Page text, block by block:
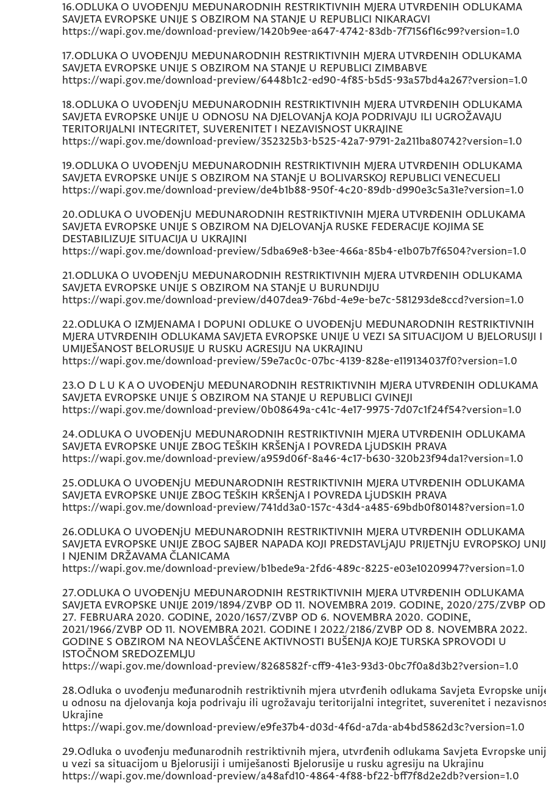
16.ODLUKA O UVOĐENJU MEĐUNARODNIH RESTRIKTIVNIH MJERA UTVRĐENIH ODLUKAMA
SAVJETA EVROPSKE UNIJE S OBZIROM NA STANJE U REPUBLICI NIKARAGVI
https://wapi.gov.me/download-preview/1420b9ee-a647-4742-83db-7f7156f16c99?version=1.0
17.ODLUKA O UVOĐENJU MEĐUNARODNIH RESTRIKTIVNIH MJERA UTVRĐENIH ODLUKAMA
SAVJETA EVROPSKE UNIJE S OBZIROM NA STANJE U REPUBLICI ZIMBABVE
https://wapi.gov.me/download-preview/6448b1c2-ed90-4f85-b5d5-93a57bd4a267?version=1.0
18.ODLUKA O UVOĐENjU MEĐUNARODNIH RESTRIKTIVNIH MJERA UTVRĐENIH ODLUKAMA
SAVJETA EVROPSKE UNIJE U ODNOSU NA DJELOVANjA KOJA PODRIVAJU ILI UGROŽAVAJU
TERITORIJALNI INTEGRITET, SUVERENITET I NEZAVISNOST UKRAJINE
https://wapi.gov.me/download-preview/352325b3-b525-42a7-9791-2a211ba80742?version=1.0
19.ODLUKA O UVOĐENjU MEĐUNARODNIH RESTRIKTIVNIH MJERA UTVRĐENIH ODLUKAMA
SAVJETA EVROPSKE UNIJE S OBZIROM NA STANjE U BOLIVARSKOJ REPUBLICI VENECUELI
https://wapi.gov.me/download-preview/de4b1b88-950f-4c20-89db-d990e3c5a31e?version=1.0
20.ODLUKA O UVOĐENjU MEĐUNARODNIH RESTRIKTIVNIH MJERA UTVRĐENIH ODLUKAMA
SAVJETA EVROPSKE UNIJE S OBZIROM NA DJELOVANjA RUSKE FEDERACIJE KOJIMA SE
DESTABILIZUJE SITUACIJA U UKRAJINI
https://wapi.gov.me/download-preview/5dba69e8-b3ee-466a-85b4-e1b07b7f6504?version=1.0
21.ODLUKA O UVOĐENjU MEĐUNARODNIH RESTRIKTIVNIH MJERA UTVRĐENIH ODLUKAMA
SAVJETA EVROPSKE UNIJE S OBZIROM NA STANjE U BURUNDIJU
https://wapi.gov.me/download-preview/d407dea9-76bd-4e9e-be7c-581293de8ccd?version=1.0
22.ODLUKA O IZMJENAMA I DOPUNI ODLUKE O UVOĐENjU MEĐUNARODNIH RESTRIKTIVNIH
MJERA UTVRĐENIH ODLUKAMA SAVJETA EVROPSKE UNIJE U VEZI SA SITUACIJOM U BJELORUSIJI I
UMIJEŠANOST BELORUSIJE U RUSKU AGRESIJU NA UKRAJINU
https://wapi.gov.me/download-preview/59e7ac0c-07bc-4139-828e-e119134037f0?version=1.0
23.O D L U K A O UVOĐENjU MEĐUNARODNIH RESTRIKTIVNIH MJERA UTVRĐENIH ODLUKAMA
SAVJETA EVROPSKE UNIJE S OBZIROM NA STANJE U REPUBLICI GVINEJI
https://wapi.gov.me/download-preview/0b08649a-c41c-4e17-9975-7d07c1f24f54?version=1.0
24.ODLUKA O UVOĐENjU MEĐUNARODNIH RESTRIKTIVNIH MJERA UTVRĐENIH ODLUKAMA
SAVJETA EVROPSKE UNIJE ZBOG TEŠKIH KRŠENjA I POVREDA LjUDSKIH PRAVA
https://wapi.gov.me/download-preview/a959d06f-8a46-4c17-b630-320b23f94da1?version=1.0
25.ODLUKA O UVOĐENjU MEĐUNARODNIH RESTRIKTIVNIH MJERA UTVRĐENIH ODLUKAMA
SAVJETA EVROPSKE UNIJE ZBOG TEŠKIH KRŠENjA I POVREDA LjUDSKIH PRAVA
https://wapi.gov.me/download-preview/741dd3a0-157c-43d4-a485-69bdb0f80148?version=1.0
26.ODLUKA O UVOĐENjU MEĐUNARODNIH RESTRIKTIVNIH MJERA UTVRĐENIH ODLUKAMA
SAVJETA EVROPSKE UNIJE ZBOG SAJBER NAPADA KOJI PREDSTAVLjAJU PRIJETNjU EVROPSKOJ
I NJENIM DRŽAVAMA ČLANICAMA
https://wapi.gov.me/download-preview/b1bede9a-2fd6-489c-8225-e03e10209947?version=1.0
27.ODLUKA O UVOĐENjU MEĐUNARODNIH RESTRIKTIVNIH MJERA UTVRĐENIH ODLUKAMA
SAVJETA EVROPSKE UNIJE 2019/1894/ZVBP OD 11. NOVEMBRA 2019. GODINE, 2020/275/ZVBP OD
27. FEBRUARA 2020. GODINE, 2020/1657/ZVBP OD 6. NOVEMBRA 2020. GODINE,
2021/1966/ZVBP OD 11. NOVEMBRA 2021. GODINE I 2022/2186/ZVBP OD 8. NOVEMBRA 2022.
GODINE S OBZIROM NA NEOVLAŠĆENE AKTIVNOSTI BUŠENJA KOJE TURSKA SPROVODI U
ISTOČNOM SREDOZEMLJU
https://wapi.gov.me/download-preview/8268582f-cff9-41e3-93d3-0bc7f0a8d3b2?version=1.0
28.Odluka o uvođenju međunarodnih restriktivnih mjera utvrđenih odlukama Savjeta Evropske
u odnosu na djelovanja koja podrivaju ili ugrožavaju teritorijalni integritet, suverenitet i
Ukrajine
https://wapi.gov.me/download-preview/e9fe37b4-d03d-4f6d-a7da-ab4bd5862d3c?version=1.0
29.Odluka o uvođenju međunarodnih restriktivnih mjera, utvrđenih odlukama Savjeta Evropske
u vezi sa situacijom u Bjelorusiji i umiješanosti Bjelorusije u rusku agresiju na Ukrajinu
https://wapi.gov.me/download-preview/a48afd10-4864-4f88-bf22-bff7f8d2e2db?version=1.0